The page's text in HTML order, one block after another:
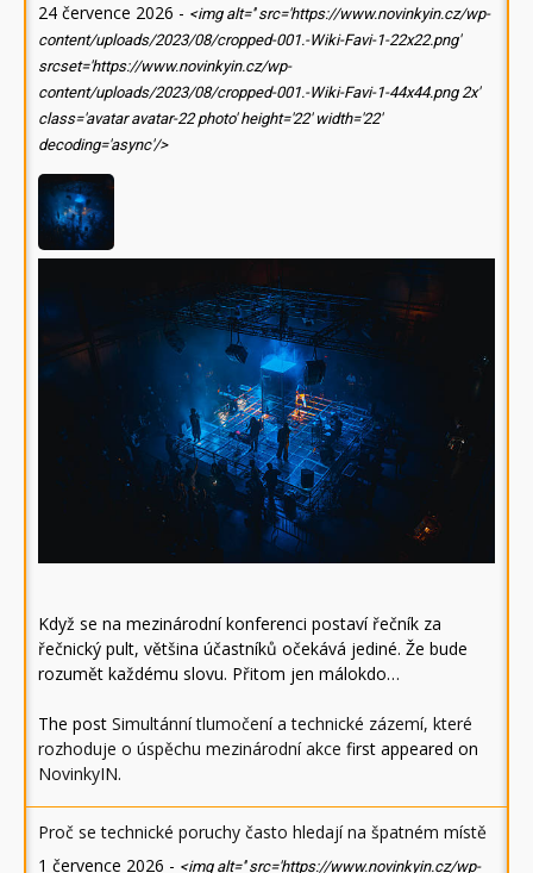
24 července 2026 - <img alt='' src='https://www.novinkyin.cz/wp-
content/uploads/2023/08/cropped-001.-Wiki-Favi-1-22x22.png'
srcset='https://www.novinkyin.cz/wp-
content/uploads/2023/08/cropped-001.-Wiki-Favi-1-44x44.png 2x'
class='avatar avatar-22 photo' height='22' width='22'
decoding='async'/>
Když se na mezinárodní konferenci postaví řečník za
řečnický pult, většina účastníků očekává jediné. Že bude
rozumět každému slovu. Přitom jen málokdo…
The post Simultánní tlumočení a technické zázemí, které
rozhoduje o úspěchu mezinárodní akce first appeared on
NovinkyIN.
Proč se technické poruchy často hledají na špatném místě
1 července 2026 - <img alt='' src='https://www.novinkyin.cz/wp-